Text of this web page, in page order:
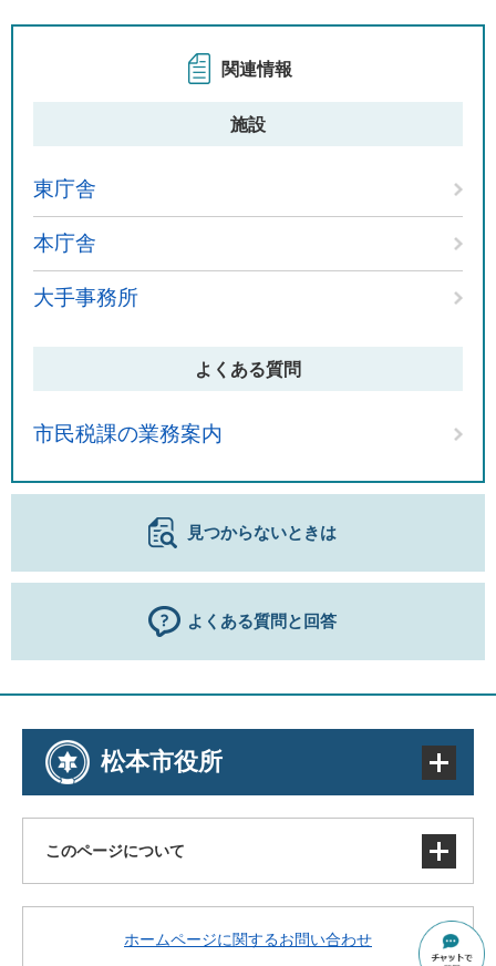
関連情報
施設
東庁舎
本庁舎
大手事務所
よくある質問
市民税課の業務案内
見つからないときは
よくある質問と回答
松本市役所
このページについて
著作権・免責事項・リンク
ホームページに関するお問い合わせ